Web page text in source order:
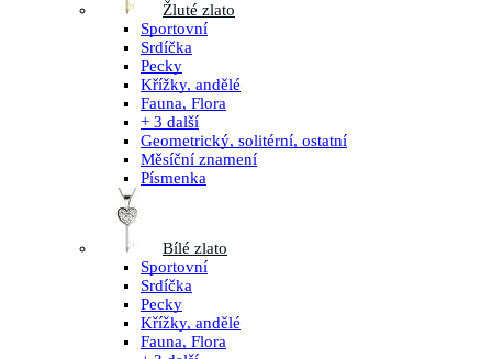
Žluté zlato
Sportovní
Srdíčka
Pecky
Křížky, andělé
Fauna, Flora
+ 3 další
Geometrický, solitérní, ostatní
Měsíční znamení
Písmenka
Bílé zlato
Sportovní
Srdíčka
Pecky
Křížky, andělé
Fauna, Flora